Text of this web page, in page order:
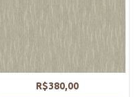
R$380,00